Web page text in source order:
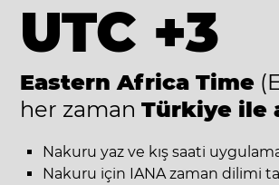
UTC +3
Eastern Africa Time
her zaman Türkiye ile
Nakuru yaz ve kış saati
Nakuru için IANA zaman dilimi